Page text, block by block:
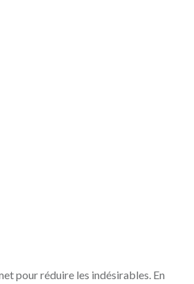
pour réduire les indésirables. En